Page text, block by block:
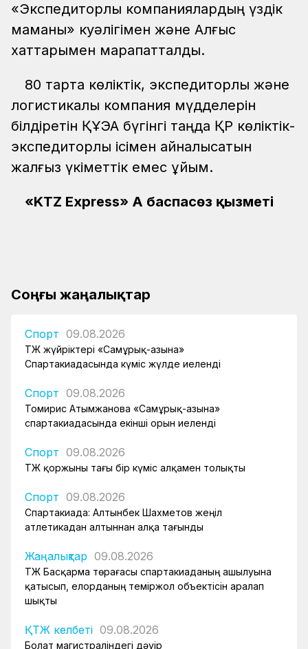
«Экспедиторлық компаниялардың үздік
маманы» куәлігімен және Алғыс
хаттарымен марапатталды.
80 тарта көліктік, экспедиторлық және
логистикалық компания мүдделерін
білдіретін ҚҰЭА бүгінгі таңда ҚР көліктік-
экспедиторлық ісімен айналысатын
жалғыз үкіметтік емес ұйым.
«KTZ Express» АҚ баспасөз қызметі
Соңғы жаңалықтар
Спорт 09.08.2026
ҚТЖ жүйріктері «Самұрық-Қазына»
Спартакиадасында күміс жүлде иеленді
Спорт 09.08.2026
Томирис Атымжанова «Самұрық-Қазына»
спартакиадасында екінші орын иеленді
Спорт 09.08.2026
ҚТЖ қоржыны тағы бір күміс алқамен толықты
Спорт 09.08.2026
Спартакиада: Алтынбек Шахметов жеңіл
атлетикадан алтыннан алқа тағынды
Жаңалықтар 09.08.2026
ҚТЖ Басқарма төрағасы спартакиаданың ашылуына
қатысып, елорданың теміржол объектісін аралап
шықты
ҚТЖ келбеті 09.08.2026
Болат магистраліндегі дәуір